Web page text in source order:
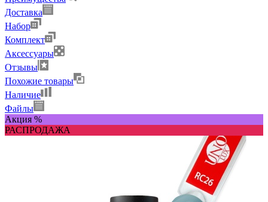
Доставка
Набор
Комплект
Аксессуары
Отзывы
Похожие товары
Наличие
Файлы
Акция %
РАСПРОДАЖА